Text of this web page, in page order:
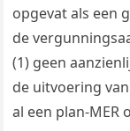
opgevat als een
de
(1) geen
de uitvoering
al een plan-MER